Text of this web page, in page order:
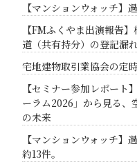
【マンションウォッチ】
【FMふくやま出演報告
道（共有持分）の登記漏
宅地建物取引業協会の定
【セミナー参加レポート
ーラム2026」から見る、
の未来
【マンションウォッチ】
約13件。